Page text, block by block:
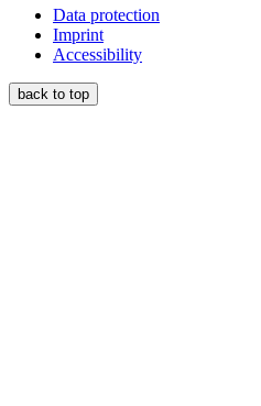
Data protection
Imprint
Accessibility
back to top